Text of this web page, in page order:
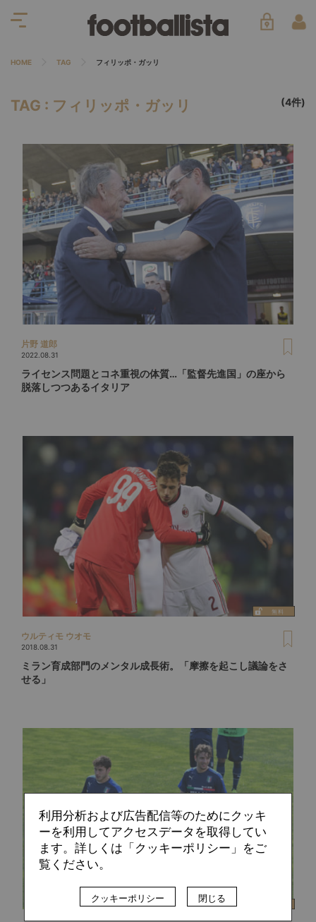
HOME TAG フィリッポ・ガッリ
TAG : フィリッポ・ガッリ (4件)
片野 道郎
2022.08.31
ライセンス問題とコネ重視の体質…「監督先進国」の座から
脱落しつつあるイタリア
ウルティモ ウオモ
2018.08.31
ミラン育成部門のメンタル成長術。「摩擦を起こし議論をさ
せる」
利用分析および広告配信等のためにクッキ
ーを利用してアクセスデータを取得してい
ます。詳しくは「クッキーポリシー」をご
覧ください。
クッキーポリシー 閉じる